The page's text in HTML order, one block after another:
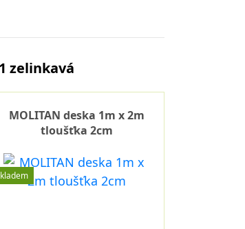
zelinkavá
MOLITAN deska 1m x 2m
tloušťka 2cm